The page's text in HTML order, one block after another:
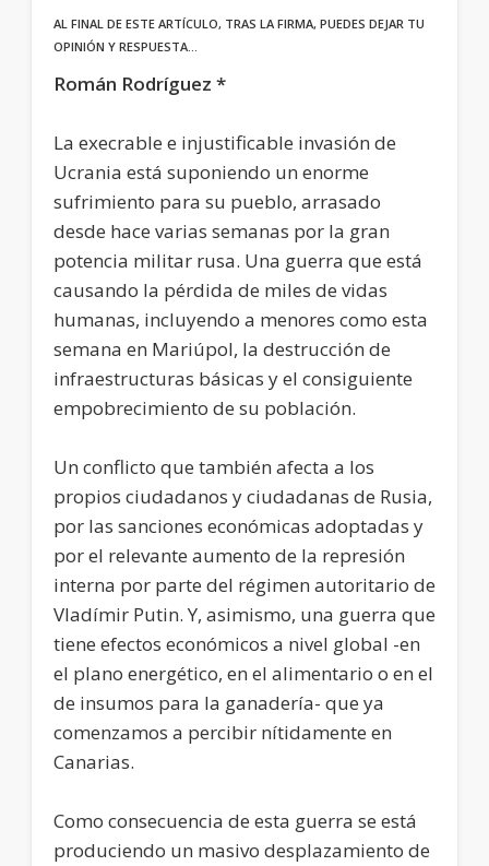
AL FINAL DE ESTE ARTÍCULO, TRAS LA FIRMA, PUEDES DEJAR TU
OPINIÓN Y RESPUESTA…
Román Rodríguez *
La execrable e injustificable invasión de
Ucrania está suponiendo un enorme
sufrimiento para su pueblo, arrasado
desde hace varias semanas por la gran
potencia militar rusa. Una guerra que está
causando la pérdida de miles de vidas
humanas, incluyendo a menores como esta
semana en Mariúpol, la destrucción de
infraestructuras básicas y el consiguiente
empobrecimiento de su población.
Un conflicto que también afecta a los
propios ciudadanos y ciudadanas de Rusia,
por las sanciones económicas adoptadas y
por el relevante aumento de la represión
interna por parte del régimen autoritario de
Vladímir Putin. Y, asimismo, una guerra que
tiene efectos económicos a nivel global -en
el plano energético, en el alimentario o en el
de insumos para la ganadería- que ya
comenzamos a percibir nítidamente en
Canarias.
Como consecuencia de esta guerra se está
produciendo un masivo desplazamiento de